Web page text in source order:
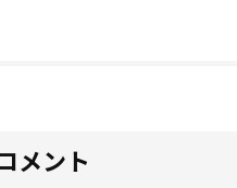
メント